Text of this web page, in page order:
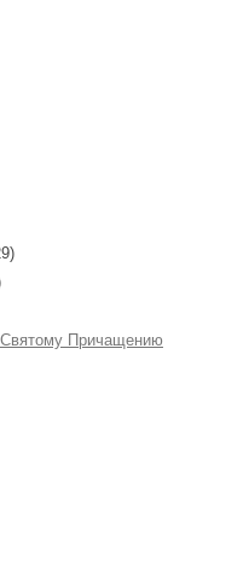
Святому Причащению